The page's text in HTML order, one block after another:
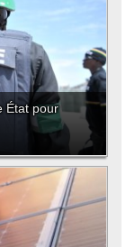
État pour